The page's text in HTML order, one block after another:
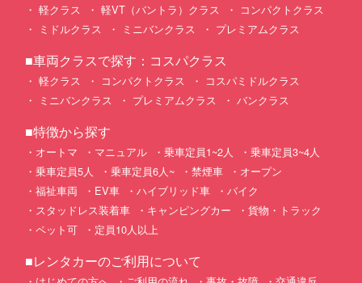
軽クラス 軽VT（バントラ）クラス
コンパクトクラス
ミドルクラス
ミニバンクラス プレミアムクラス
■車両クラスで探す：コスパクラス
軽クラス コンパクトクラス
コスパミドルクラス
ミニバンクラス
プレミアムクラス バンクラス
■特徴から探す
オートマ マニュアル 乗車定員1~2人
乗車定員3~4人
乗車定員5人
乗車定員6人~ 禁煙車
オープン
福祉車両
EV車 ハイブリッド車
バイク
スタッドレス装着車
キャンピングカー
貨物・トラック
ペット可
定員10人以上
■レンタカーのご利用について